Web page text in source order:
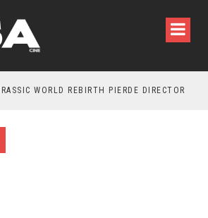
WORLD REBIRTH PIERDE DIRECTOR